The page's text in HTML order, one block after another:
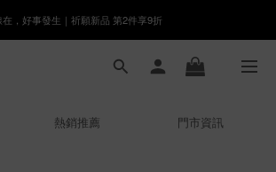
8月月初限定｜指定分類滿件88折！
熱銷推薦 門市資訊